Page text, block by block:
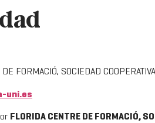
FORMACIÓ, SOCIEDAD
uni.es
FLORIDA CENTRE DE FORMACIÓ,